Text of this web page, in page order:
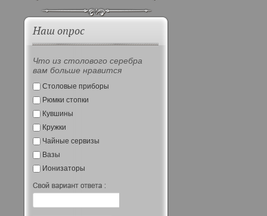
Наш опрос
Что из столового серебра
вам больше нравится
Столовые приборы
Рюмки стопки
Кувшины
Кружки
Чайные сервизы
Вазы
Ионизаторы